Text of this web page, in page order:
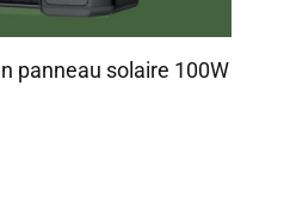
panneau solaire 100W